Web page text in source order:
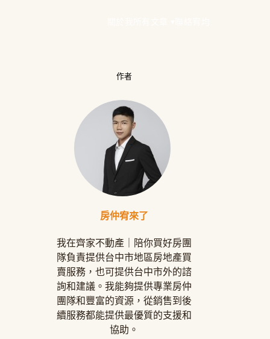
作者
房仲宥來了
我在齊家不動產｜陪你買好房團
隊負責提供台中市地區房地產買
賣服務，也可提供台中市外的諮
詢和建議。我能夠提供專業房仲
團隊和豐富的資源，從銷售到後
續服務都能提供最優質的支援和
協助。